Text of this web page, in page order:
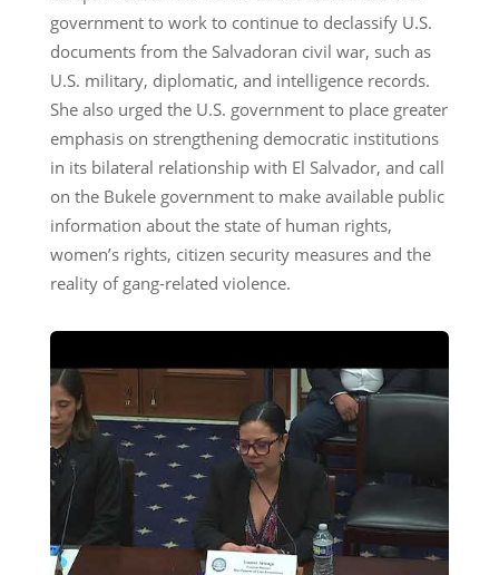
government to work to continue to declassify U.S.
documents from the Salvadoran civil war, such as
U.S. military, diplomatic, and intelligence records.
She also urged the U.S. government to place greater
emphasis on strengthening democratic institutions
in its bilateral relationship with El Salvador, and call
on the Bukele government to make available public
information about the state of human rights,
women’s rights, citizen security measures and the
reality of gang-related violence.